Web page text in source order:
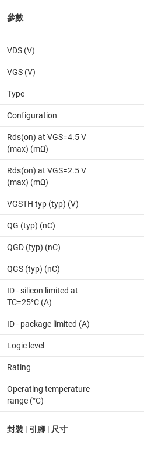
VDS (V)
VGS (V)
Type
Configuration
Rds(on) at VGS=4.5 V
(max) (mΩ)
Rds(on) at VGS=2.5 V
(max) (mΩ)
VGSTH typ (typ) (V)
QG (typ) (nC)
QGD (typ) (nC)
QGS (typ) (nC)
ID - silicon limited at
TC=25°C (A)
ID - package limited (A)
Logic level
Rating
Operating temperature
range (°C)